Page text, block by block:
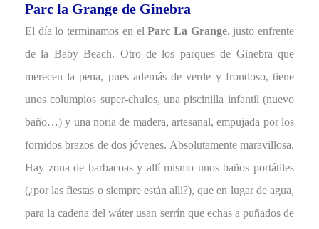
Parc la Grange de Ginebra
El día lo terminamos en elParc La Grange, justo enfrente
de la Baby Beach. Otro de los parques de Ginebra que
merecen la pena, pues además de verde y frondoso, tiene
unos columpios super-chulos, una piscinilla infantil (nuevo
baño…) y una noria de madera, artesanal, empujada por los
fornidos brazos de dos jóvenes. Absolutamente maravillosa.
Hay zona de barbacoas y allí mismo unos baños portátiles
(¿por las fiestas o siempre están allí?), que en lugar de agua,
para la cadena del wáter usan serrín que echas a puñados de